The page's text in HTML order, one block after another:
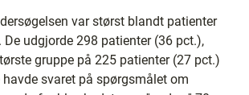
var størst blandt patienter
De udgjorde 298 patienter (36 pct.),
gruppe på 225 patienter (27 pct.)
havde svaret på spørgsmålet om